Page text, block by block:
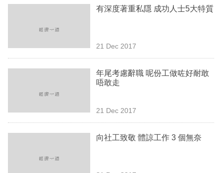
生
欄
有深度著重私隱 成功人士5大特質
21 Dec 2017
年尾考慮辭職 呢份工做咗好耐敢
唔敢走
21 Dec 2017
向社工致敬 體諒工作 3 個無奈